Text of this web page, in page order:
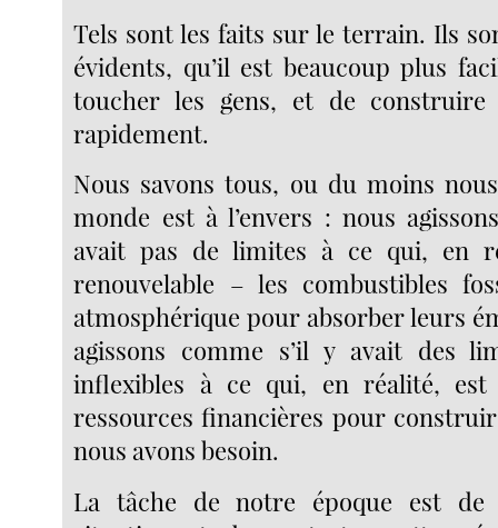
Tels sont les faits sur le terrain. Ils
évidents, qu’il est beaucoup plus
toucher les gens, et de construire
rapidement.
Nous savons tous, ou du moins
monde est à l’envers : nous
avait pas de limites à ce qui, en
renouvelable – les combustibles
atmosphérique pour absorber leurs
agissons comme s’il y avait des
inflexibles à ce qui, en réalité, est
ressources financières pour
nous avons besoin.
La tâche de notre époque est de